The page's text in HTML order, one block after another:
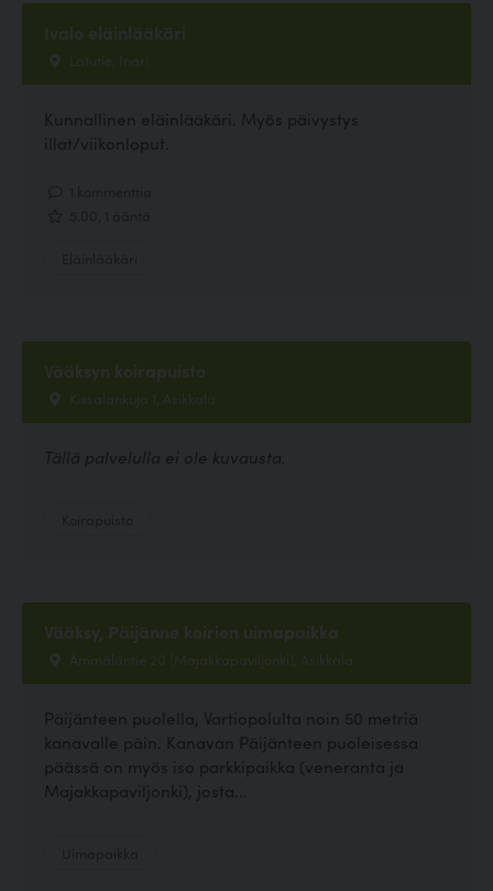
Ivalo eläinlääkäri
Latutie, Inari
Kunnallinen eläinlääkäri. Myös päivystys
illat/viikonloput.
Vääksyn koirapuisto
Kissalankuja 1, Asikkala
Tällä palvelulla ei ole kuvausta.
Vääksy, Päijänne koirien uimapaikka
Ämmäläntie 20 (Majakkapaviljonki), Asikkala
Päijänteen puolella, Vartiopolulta noin 50 metriä
kanavalle päin. Kanavan Päijänteen puoleisessa
päässä on myös iso parkkipaikka (veneranta ja
Majakkapaviljonki), josta...